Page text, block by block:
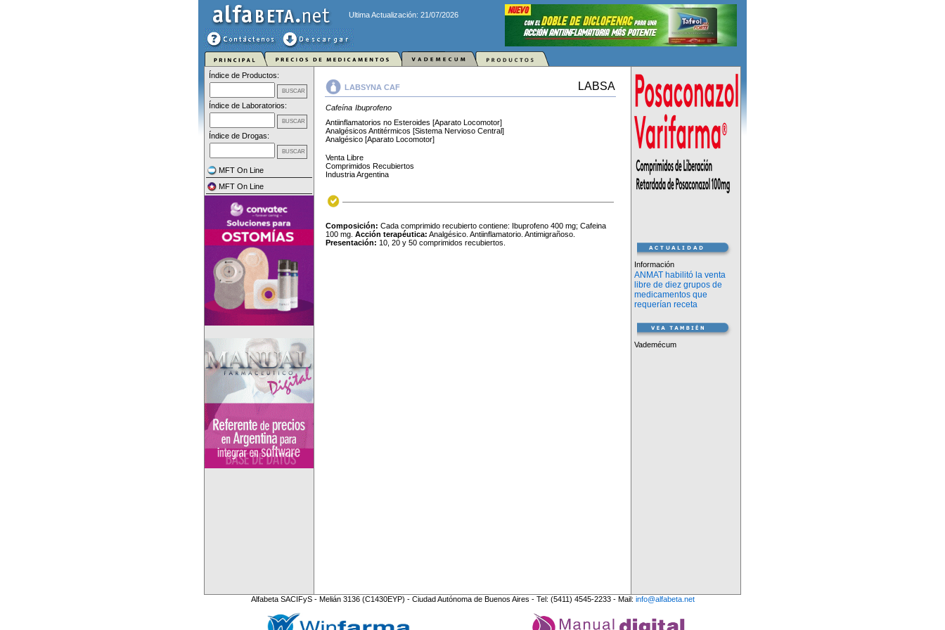
Ultima Actualización: 21/07/2026
Índice de Productos:
Índice de Laboratorios:
Índice de Drogas:
MFT On Line
MFT On Line
LABSYNA CAF LABSA
Cafeína Ibuprofeno
Antiinflamatorios no Esteroides [Aparato Locomotor]
Analgésicos Antitérmicos [Sistema Nervioso Central]
Analgésico [Aparato Locomotor]
Venta Libre
Comprimidos Recubiertos
Industria Argentina
Composición: Cada comprimido recubierto contiene: Ibuprofeno 400 mg; Cafeina
100 mg. Acción terapéutica: Analgésico. Antiinflamatorio. Antimigrañoso.
Presentación: 10, 20 y 50 comprimidos recubiertos.
Información
ANMAT habilitó la venta
libre de diez grupos de
medicamentos que
requerían receta
Vademécum
Alfabeta SACIFyS - Melián 3136 (C1430EYP) - Ciudad Autónoma de Buenos Aires - Tel: (5411) 4545-2233 - Mail: info@alfabeta.net